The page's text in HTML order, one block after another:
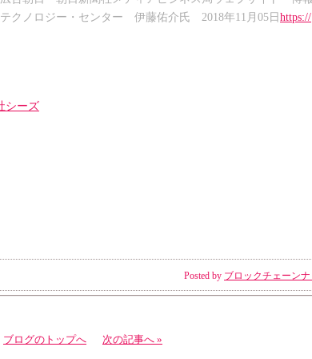
クノロジー・センター 伊藤佑介氏 2018年11月05日https://
シーズ
Posted by ブロックチェーン
ブログのトップへ 次の記事へ »